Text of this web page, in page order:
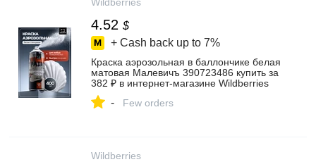
4.52 $
+ Cash back up to 7%
Краска аэрозольная в баллончике белая
матовая Малевичъ 390723486 купить за
382 ₽ в интернет‑магазине Wildberries
- Few orders
Wildberries